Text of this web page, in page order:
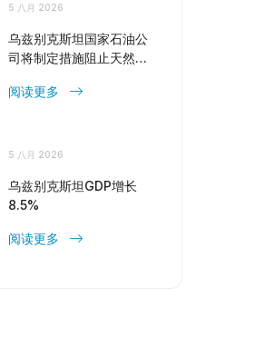
5 八月 2026
乌兹别克斯坦国家石油公
司将制定措施阻止天然气
阅读更多
5 八月 2026
乌兹别克斯坦GDP增长
8.5%
阅读更多